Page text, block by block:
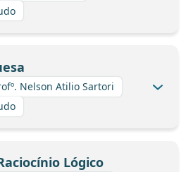
Nelson Atilio Sartori
Lógico